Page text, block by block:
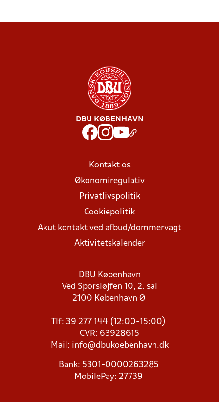
DBU KØBENHAVN
Kontakt os
Økonomiregulativ
Privatlivspolitik
Cookiepolitik
Akut kontakt ved afbud/dommervagt
Aktivitetskalender
DBU København
Ved Sporsløjfen 10, 2. sal
2100 København Ø
Tlf: 39 277 144 (12:00-15:00)
CVR: 63928615
Mail: info@dbukoebenhavn.dk
Bank: 5301-0000263285
MobilePay: 27739